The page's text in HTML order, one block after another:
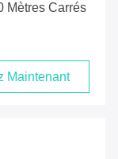
Mètres Carrés
Maintenant